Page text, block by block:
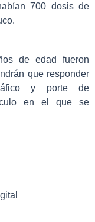
700 dosis de
de edad fueron
que responder
y porte de
en el que se